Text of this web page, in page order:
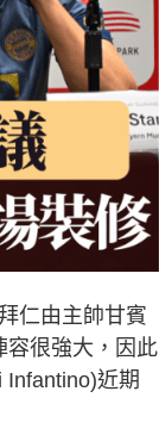
仁由主帥甘賓
容很強大，因此
近期